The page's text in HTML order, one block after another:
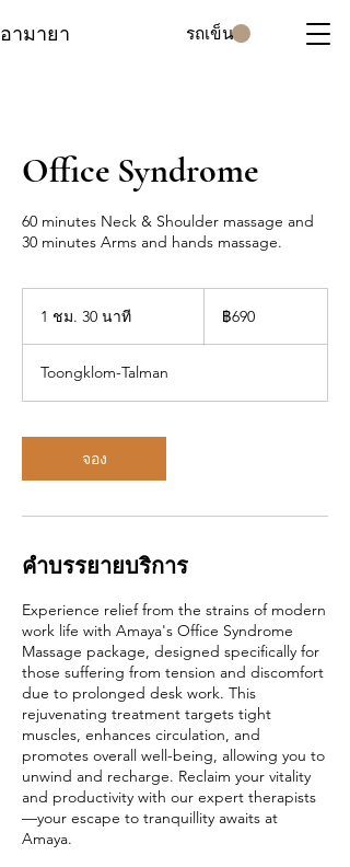
รถเข็น
อามายา
Office Syndrome
60 minutes Neck & Shoulder massage and
30 minutes Arms and hands massage.
1 ชม. 30 นาที
3
0
า
บาท
ไทย฿690
Toongklom-Talman
จอง
คำบรรยายบริการ
Experience relief from the strains of modern
work life with Amaya's Office Syndrome
Massage package, designed specifically for
those suffering from tension and discomfort
due to prolonged desk work. This
rejuvenating treatment targets tight
muscles, enhances circulation, and
promotes overall well-being, allowing you to
unwind and recharge. Reclaim your vitality
and productivity with our expert therapists
—your escape to tranquillity awaits at
Amaya.